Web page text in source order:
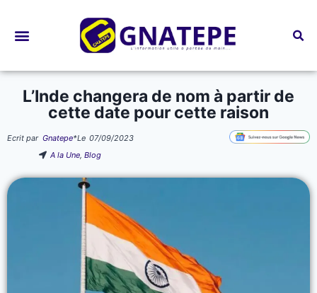
L’Inde changera de nom à partir de
cette date pour cette raison
Ecrit par Gnatepe*Le 07/09/2023
A la Une,Blog